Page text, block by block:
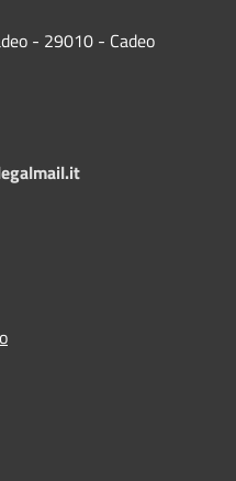
- 29010 - Cadeo